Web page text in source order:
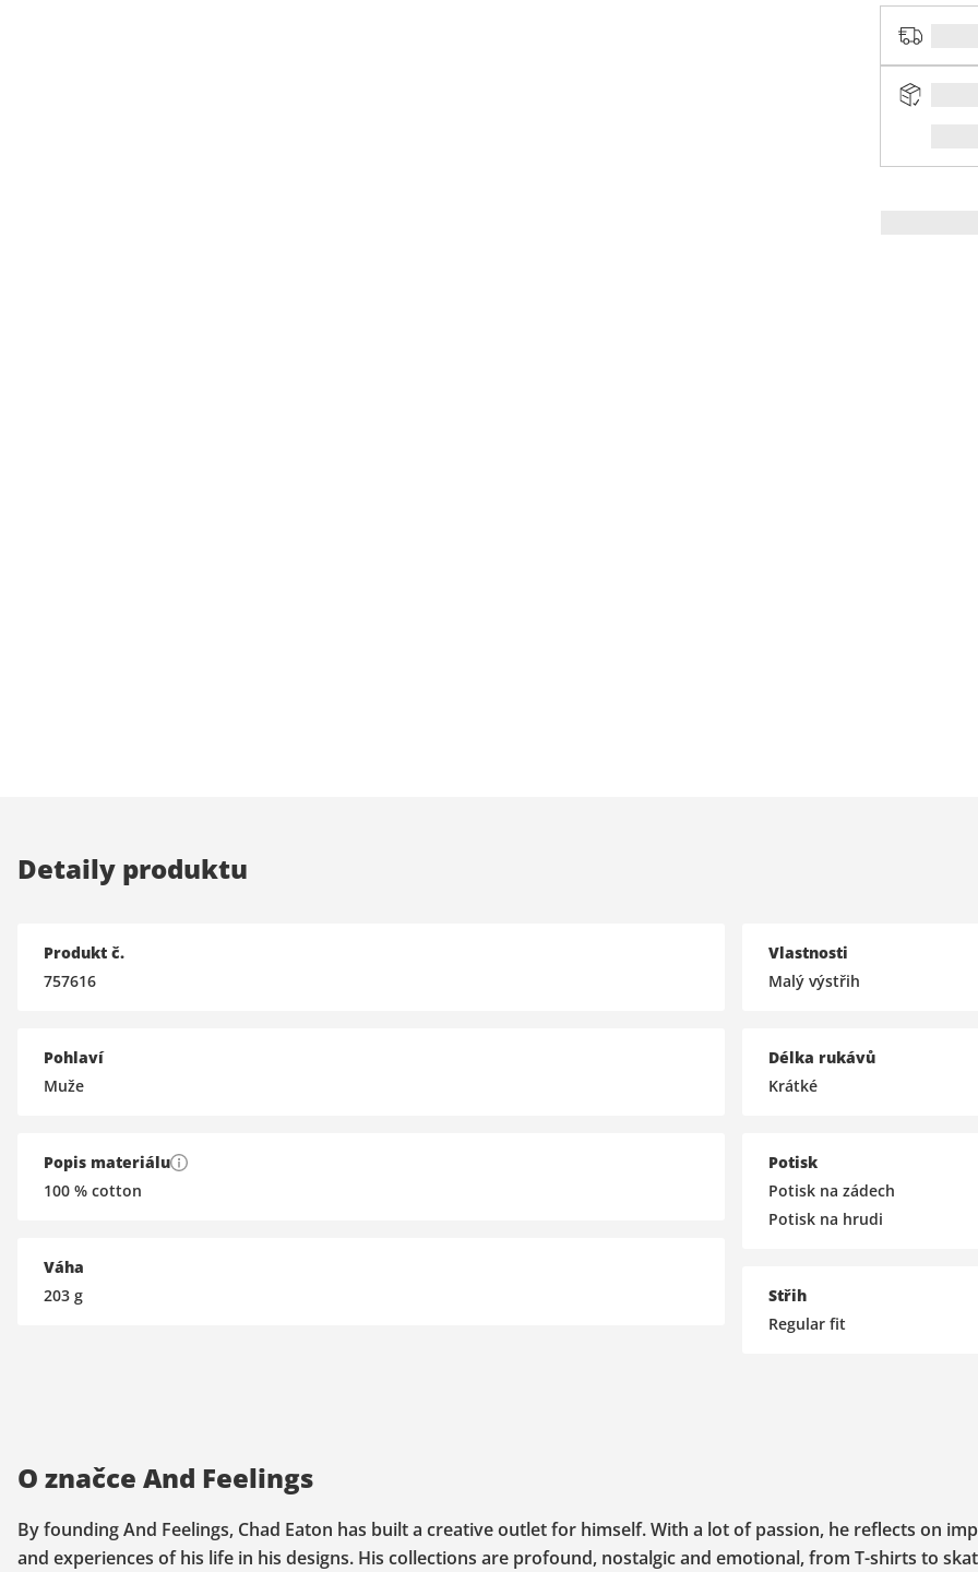
Detaily produktu
Produkt č.
757616
Pohlaví
Muže
Popis materiálu
100 % cotton
Váha
203 g
Vlastnosti
Malý výstřih
Délka rukávů
Krátké
Potisk
Potisk na zádech
Potisk na hrudi
Střih
Regular fit
O značce And Feelings
By founding And Feelings, Chad Eaton has built a creative outlet for himself. With a lot of passion, he reflects on
and experiences of his life in his designs. His collections are profound, nostalgic and emotional, from T-shirts to